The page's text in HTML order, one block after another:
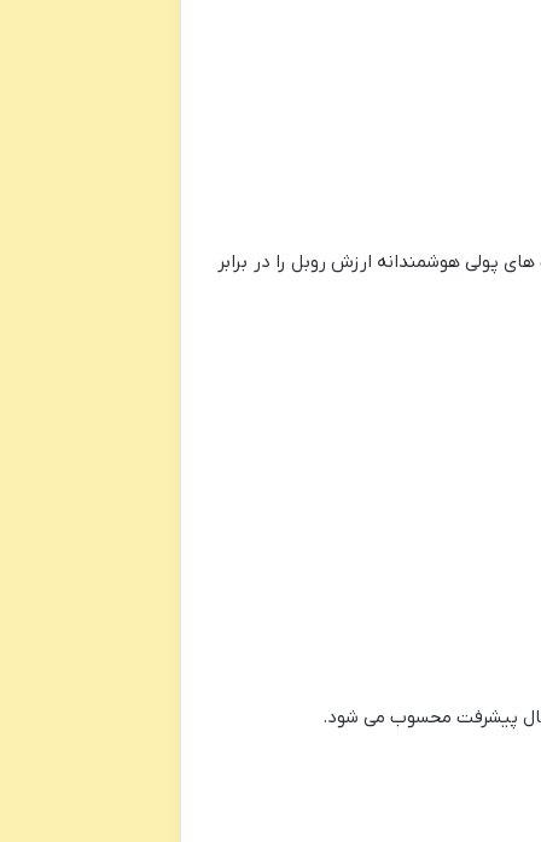
پولی هوشمندانه ارزش روبل را در برابر
حال پیشرفت محسوب می شود.